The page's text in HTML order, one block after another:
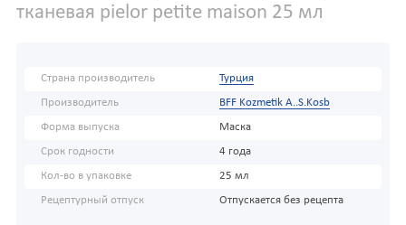
тканевая pielor petite maison 25 мл
Страна производитель Турция
Производитель BFF Kozmetik A..S.Kosb
Форма выпуска Маска
Срок годности 4 года
Кол-во в упаковке 25 мл
Рецептурный отпуск Отпускается без рецепта